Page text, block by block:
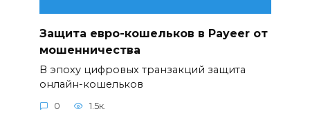
Защита евро-кошельков в Payeer от
мошенничества
В эпоху цифровых транзакций защита
онлайн-кошельков
0 1.5к.